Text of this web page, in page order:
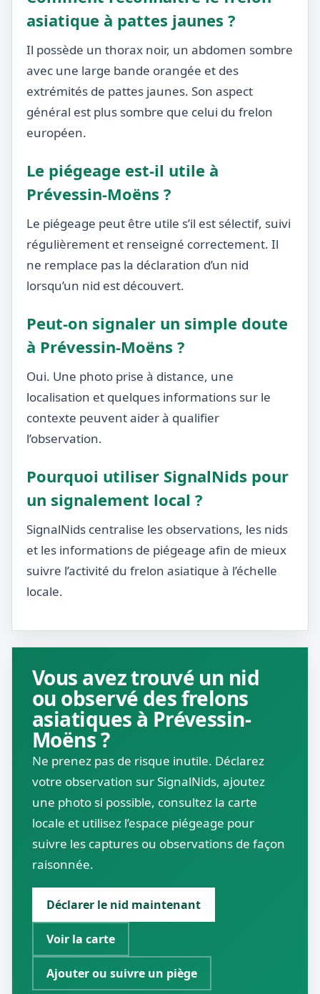
asiatique à pattes jaunes ?
Il possède un thorax noir, un abdomen sombre
avec une large bande orangée et des
extrémités de pattes jaunes. Son aspect
général est plus sombre que celui du frelon
européen.
Le piégeage est-il utile à
Prévessin-Moëns ?
Le piégeage peut être utile s’il est sélectif, suivi
régulièrement et renseigné correctement. Il
ne remplace pas la déclaration d’un nid
lorsqu’un nid est découvert.
Peut-on signaler un simple doute
à Prévessin-Moëns ?
Oui. Une photo prise à distance, une
localisation et quelques informations sur le
contexte peuvent aider à qualifier
l’observation.
Pourquoi utiliser SignalNids pour
un signalement local ?
SignalNids centralise les observations, les nids
et les informations de piégeage afin de mieux
suivre l’activité du frelon asiatique à l’échelle
locale.
Vous avez trouvé un nid
ou observé des frelons
asiatiques à Prévessin-
Moëns ?
Ne prenez pas de risque inutile. Déclarez
votre observation sur SignalNids, ajoutez
une photo si possible, consultez la carte
locale et utilisez l’espace piégeage pour
suivre les captures ou observations de façon
raisonnée.
Déclarer le nid maintenant
Voir la carte
Ajouter ou suivre un piège